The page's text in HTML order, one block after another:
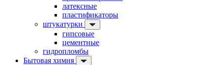
латексные
пластификаторы
штукатурки
гипсовые
цементные
гидропломбы
Бытовая химия